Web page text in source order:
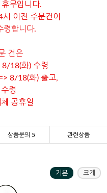
무입니다.
이전 주문건이
령합니다.
건은
18(화) 수령
8/18(화) 출고,
령
공휴일
상품문의 5 관련상품
기본 크게